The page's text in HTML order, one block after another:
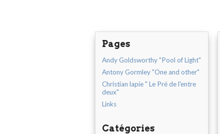
Pages
Andy Goldsworthy "Pool of Light"
Antony Gormley "One and other"
Christian lapie " Le Pré de l'entre
deux"
Links
Catégories